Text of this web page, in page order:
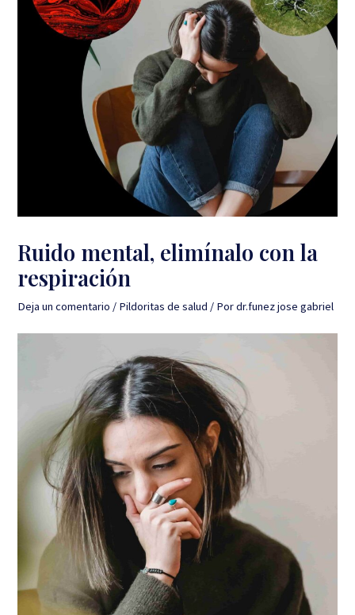
Ruido mental, elimínalo con la
respiración
Deja un comentario / Pildoritas de salud / Pordr.funez jose gabriel